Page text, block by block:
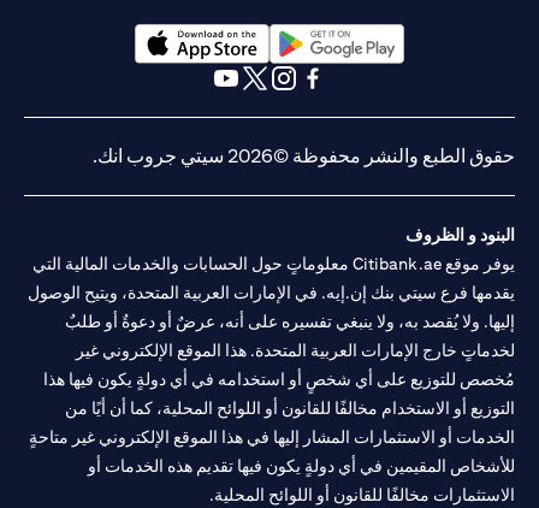
opens in a new tab
opens in a new tab
حقوق الطبع والنشر محفوظة ©2026 سيتي جروب انك.
البنود و الظروف
يوفر موقع Citibank.ae معلوماتٍ حول الحسابات والخدمات المالية التي
يقدمها فرع سيتي بنك إن.إيه. في الإمارات العربية المتحدة، ويتيح الوصول
إليها. ولا يُقصد به، ولا ينبغي تفسيره على أنه، عرضٌ أو دعوةٌ أو طلبٌ
لخدماتٍ خارج الإمارات العربية المتحدة. هذا الموقع الإلكتروني غير
مُخصص للتوزيع على أي شخصٍ أو استخدامه في أي دولةٍ يكون فيها هذا
التوزيع أو الاستخدام مخالفًا للقانون أو اللوائح المحلية، كما أن أيًا من
الخدمات أو الاستثمارات المشار إليها في هذا الموقع الإلكتروني غير متاحةٍ
للأشخاص المقيمين في أي دولةٍ يكون فيها تقديم هذه الخدمات أو
الاستثمارات مخالفًا للقانون أو اللوائح المحلية.